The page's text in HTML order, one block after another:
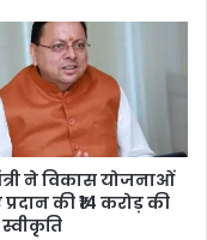
ने विकास योजनाओं
की ₹14 करोड़ की
स्वीकृति